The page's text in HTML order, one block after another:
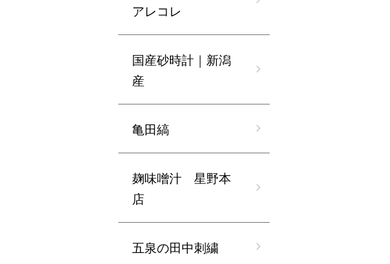
アレコレ
国産砂時計｜新潟
産
亀田縞
麹味噌汁 星野本
店
五泉の田中刺繍